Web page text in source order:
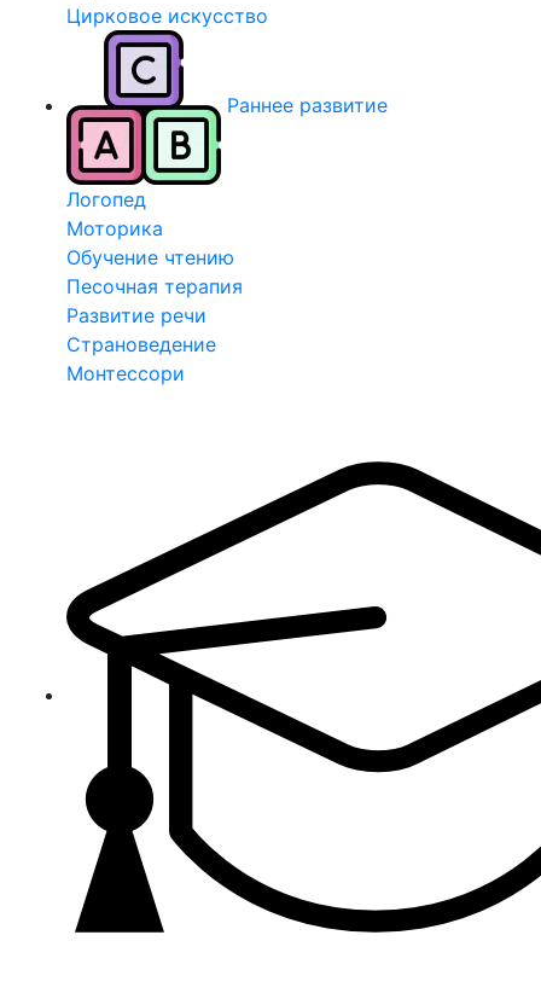
Цирковое искусство
Раннее развитие
Логопед
Моторика
Обучение чтению
Песочная терапия
Развитие речи
Страноведение
Монтессори